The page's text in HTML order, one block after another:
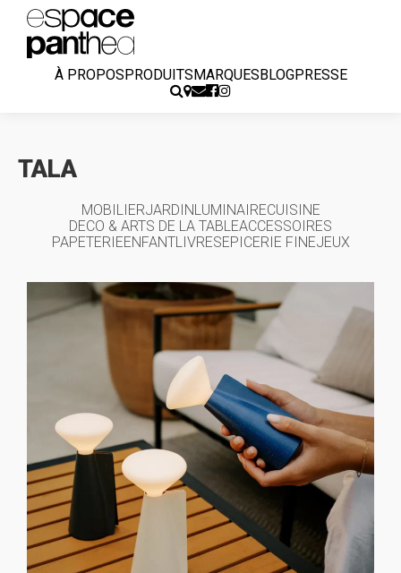
À PROPOSPRODUITSMARQUESBLOGPRESSE
TALA
MOBILIERJARDINLUMINAIRECUISINE
DECO & ARTS DE LA TABLEACCESSOIRES
PAPETERIEENFANTLIVRESEPICERIE FINEJEUX